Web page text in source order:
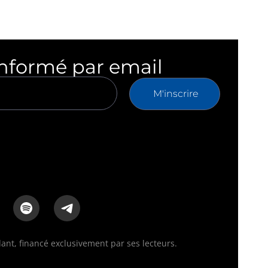
par email
M'inscrire
financé exclusivement par ses lecteurs.